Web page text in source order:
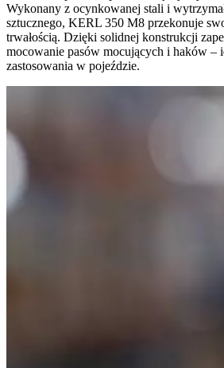
Wykonany z ocynkowanej stali i
sztucznego, KERL 350 M8 przekonuje
trwałością. Dzięki solidnej konstrukcji
mocowanie pasów mocujących i haków –
zastosowania w pojeździe.